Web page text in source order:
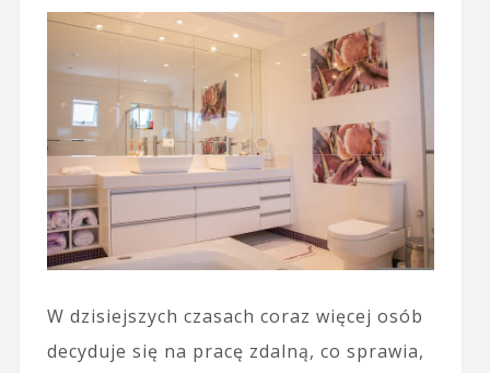
W dzisiejszych czasach coraz więcej osób
decyduje się na pracę zdalną, co sprawia,